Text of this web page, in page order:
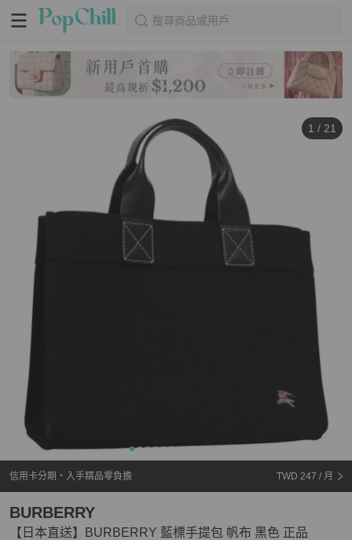
搜尋商品或用戶
1 / 21
信用卡分期・入手精品零負擔 TWD 247 / 月
【日本直送】BURBERRY 藍標手提包 帆布 黑色 正品
BURBERRY